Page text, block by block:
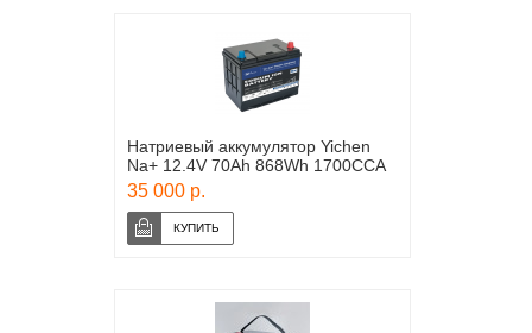
Натриевый аккумулятор Yichen
Na+ 12.4V 70Ah 868Wh 1700CCA
35 000 р.